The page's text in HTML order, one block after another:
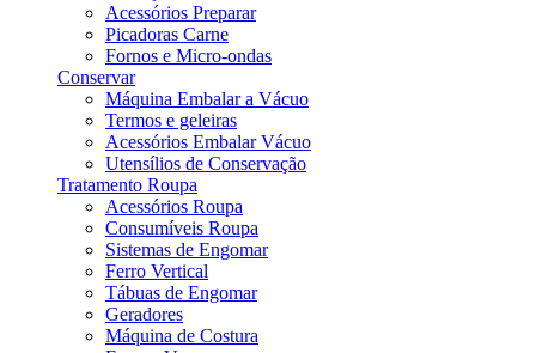
Acessórios Preparar
Picadoras Carne
Fornos e Micro-ondas
Conservar
Máquina Embalar a Vácuo
Termos e geleiras
Acessórios Embalar Vácuo
Utensílios de Conservação
Tratamento Roupa
Acessórios Roupa
Consumíveis Roupa
Sistemas de Engomar
Ferro Vertical
Tábuas de Engomar
Geradores
Máquina de Costura